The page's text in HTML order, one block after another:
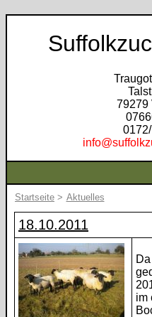
79279
Startseite > Aktuelles
18.10.2011
im